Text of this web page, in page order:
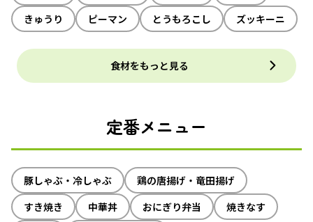
きゅうり
ピーマン とうもろこし ズッキーニ
食材をもっと見る
定番メニュー
豚しゃぶ・冷しゃぶ
鶏の唐揚げ・竜田揚げ
すき焼き
中華丼 おにぎり弁当
焼きなす